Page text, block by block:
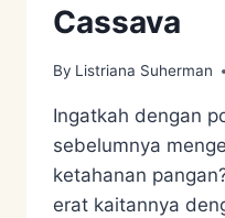
Cassava
By Listriana Suherman
Ingatkah dengan
sebelumnya
ketahanan
erat kaitannya